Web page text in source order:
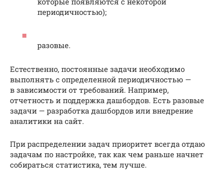
периодичностью);
разовые.
Естественно, постоянные задачи необходимо
выполнять с определенной периодичностью —
в зависимости от требований. Например,
отчетность и поддержка дашбордов. Есть разовые
задачи — разработка дашбордов или внедрение
аналитики на сайт.
При распределении задач приоритет всегда отдаю
задачам по настройке, так как чем раньше начнет
собираться статистика, тем лучше.